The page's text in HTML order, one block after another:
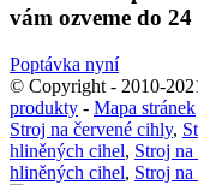
vám ozveme do
Poptávka nyní
© Copyright - 2010-
produkty - Mapa stránek
Stroj na červené cihly,
hliněných cihel, Stroj
hliněných cihel, Stroj